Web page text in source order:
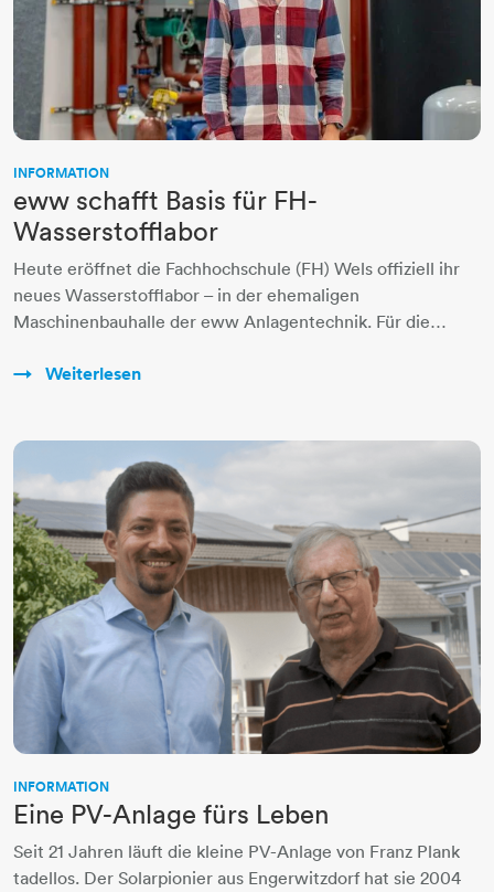
INFORMATION
eww schafft Basis für FH-
Wasserstofflabor
Heute eröffnet die Fachhochschule (FH) Wels offiziell ihr
neues Wasserstofflabor – in der ehemaligen
Maschinenbauhalle der eww Anlagentechnik. Für die…
Weiterlesen
INFORMATION
Eine PV-Anlage fürs Leben
Seit 21 Jahren läuft die kleine PV-Anlage von Franz Plank
tadellos. Der Solarpionier aus Engerwitzdorf hat sie 2004